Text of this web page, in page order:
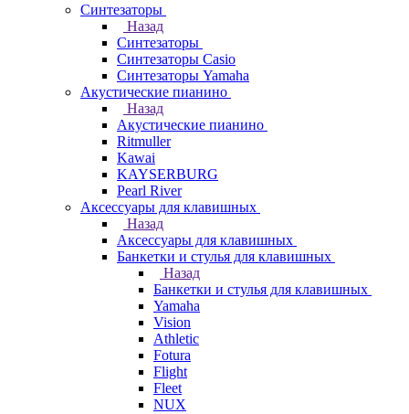
Синтезаторы
Назад
Синтезаторы
Синтезаторы Casio
Синтезаторы Yamaha
Акустические пианино
Назад
Акустические пианино
Ritmuller
Kawai
KAYSERBURG
Pearl River
Аксессуары для клавишных
Назад
Аксессуары для клавишных
Банкетки и стулья для клавишных
Назад
Банкетки и стулья для клавишных
Yamaha
Vision
Athletic
Fotura
Flight
Fleet
NUX